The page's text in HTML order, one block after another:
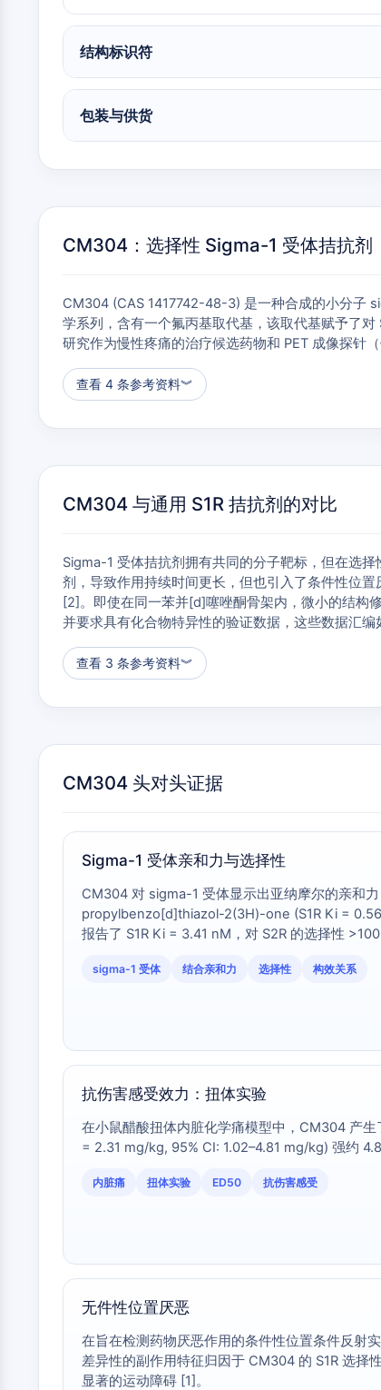
泌
心
管
代
疾
炎
免
经
病
染
症
Area
Others
神经元信号
代谢酶/蛋白酶
SIGNALING PATHWAYS OTHERS
结构标识符
包装与供货
CM304：选择性 Sigma-1 受体拮抗剂
CM304 (CAS 1417742-48-3) 是一种合成的小分子
学系列，含有一个氟丙基取代基，该取代基赋予了
研究作为慢性疼痛的治疗候选药物和 PET 成像探针
查看 4 条参考资料︾
CM304 与通用 S1R 拮抗剂的对比
Sigma-1 受体拮抗剂拥有共同的分子靶标，但在选
剂，导致作用持续时间更长，但也引入了条件性位
[2]。即使在同一苯并[d]噻唑酮骨架内，微小的结构
并要求具有化合物特异性的验证数据，这些数据汇编
查看 3 条参考资料︾
CM304 头对头证据
Sigma-1 受体亲和力与选择性
CM304 对 sigma-1 受体显示出亚纳摩尔的亲和
propylbenzo[d]thiazol-2(3H)-one (S1R Ki =
报告了 S1R Ki = 3.41 nM，对 S2R 的选择性
sigma-1 受体 结合亲和力 选择性 构效关系
抗伤害感受效力：扭体实验
在小鼠醋酸扭体内脏化学痛模型中，CM304 产
= 2.31 mg/kg, 95% CI: 1.02–4.81 mg/kg) 强约
内脏痛 扭体实验 ED50 抗伤害感受
无件性位置厌恶
在旨在检测药物厌恶作用的条件性位置条件反射
差异性的副作用特征归因于 CM304 的 S1R 选
显著的运动障碍 [1]。